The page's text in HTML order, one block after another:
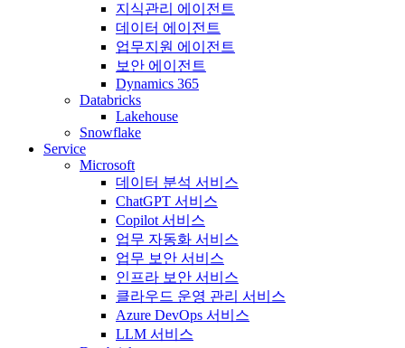
지식관리 에이전트
데이터 에이전트
업무지원 에이전트
보안 에이전트
Dynamics 365
Databricks
Lakehouse
Snowflake
Service
Microsoft
데이터 분석 서비스
ChatGPT 서비스
Copilot 서비스
업무 자동화 서비스
업무 보안 서비스
인프라 보안 서비스
클라우드 운영 관리 서비스
Azure DevOps 서비스
LLM 서비스